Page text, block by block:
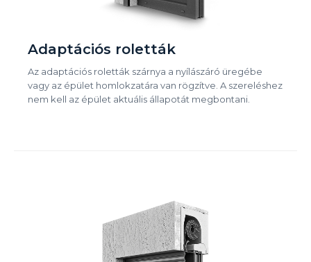
Adaptációs roletták
Az adaptációs roletták szárnya a nyílászáró üregébe
vagy az épület homlokzatára van rögzítve. A szereléshez
nem kell az épület aktuális állapotát megbontani.